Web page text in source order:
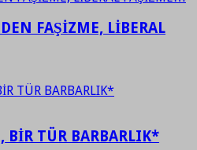
FAŞİZME, LİBERAL
BİR TÜR BARBARLIK*